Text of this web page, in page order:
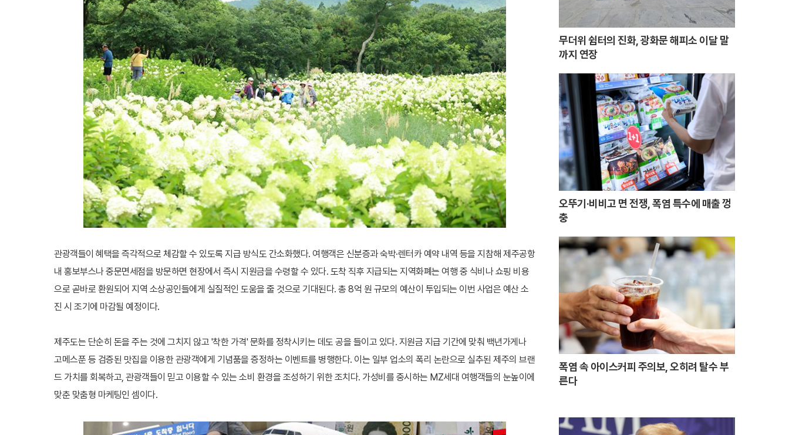
관광객들이 혜택을 즉각적으로 체감할 수 있도록 지급 방식도 간소화했다. 여행객은 신분증과 숙박·렌터카 예약 내역 등을 지참해 제주공항
내 홍보부스나 중문면세점을 방문하면 현장에서 즉시 지원금을 수령할 수 있다. 도착 직후 지급되는 지역화폐는 여행 중 식비나 쇼핑 비용
으로 곧바로 환원되어 지역 소상공인들에게 실질적인 도움을 줄 것으로 기대된다. 총 8억 원 규모의 예산이 투입되는 이번 사업은 예산 소
진 시 조기에 마감될 예정이다.
제주도는 단순히 돈을 주는 것에 그치지 않고 '착한 가격' 문화를 정착시키는 데도 공을 들이고 있다. 지원금 지급 기간에 맞춰 백년가게나
고메스푼 등 검증된 맛집을 이용한 관광객에게 기념품을 증정하는 이벤트를 병행한다. 이는 일부 업소의 폭리 논란으로 실추된 제주의 브랜
드 가치를 회복하고, 관광객들이 믿고 이용할 수 있는 소비 환경을 조성하기 위한 조치다. 가성비를 중시하는 MZ세대 여행객들의 눈높이에
맞춘 맞춤형 마케팅인 셈이다.
무더위 쉼터의 진화, 광화문 해피소 이달 말
까지 연장
오뚜기·비비고 면 전쟁, 폭염 특수에 매출 껑
충
폭염 속 아이스커피 주의보, 오히려 탈수 부
른다